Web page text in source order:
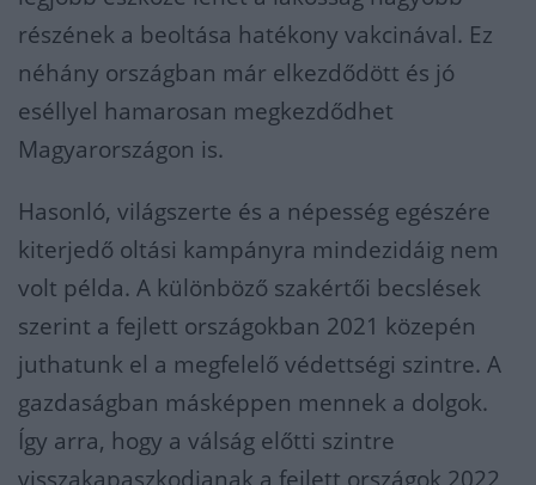
részének a beoltása hatékony vakcinával. Ez
néhány országban már elkezdődött és jó
eséllyel hamarosan megkezdődhet
Magyarországon is.
Hasonló, világszerte és a népesség egészére
kiterjedő oltási kampányra mindezidáig nem
volt példa. A különböző szakértői becslések
szerint a fejlett országokban 2021 közepén
juthatunk el a megfelelő védettségi szintre. A
gazdaságban másképpen mennek a dolgok.
Így arra, hogy a válság előtti szintre